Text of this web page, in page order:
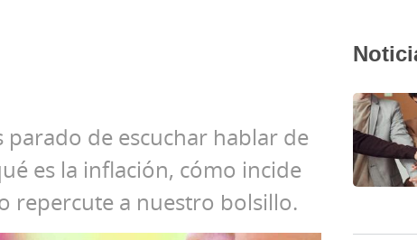
de escuchar hablar de
es la inflación, cómo incide
repercute a nuestro bolsillo.